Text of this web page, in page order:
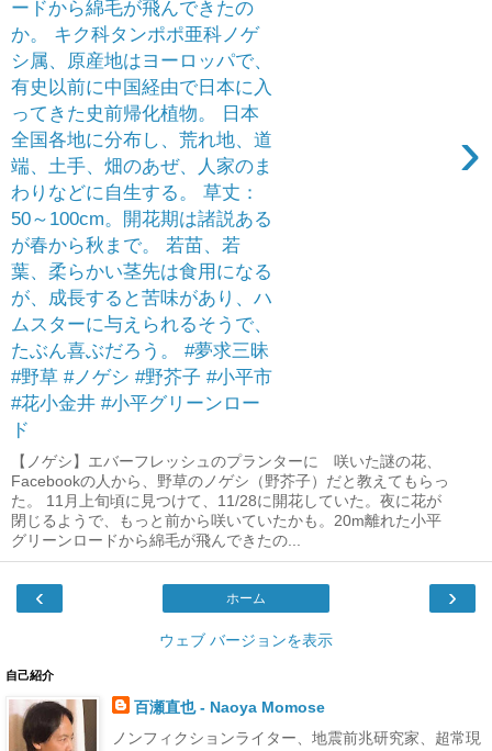
ードから綿毛が飛んできたの
か。 キク科タンポポ亜科ノゲ
シ属、原産地はヨーロッパで、
有史以前に中国経由で日本に入
ってきた史前帰化植物。 日本
全国各地に分布し、荒れ地、道
端、土手、畑のあぜ、人家のま
わりなどに自生する。 草丈：
50～100cm。開花期は諸説ある
が春から秋まで。 若苗、若
葉、柔らかい茎先は食用になる
が、成長すると苦味があり、ハ
ムスターに与えられるそうで、
たぶん喜ぶだろう。 #夢求三昧
#野草 #ノゲシ #野芥子 #小平市
#花小金井 #小平グリーンロー
ド
›
【ノゲシ】エバーフレッシュのプランターに 咲いた謎の花、
Facebookの人から、野草のノゲシ（野芥子）だと教えてもらっ
た。 11月上旬頃に見つけて、11/28に開花していた。夜に花が
閉じるようで、もっと前から咲いていたかも。20m離れた小平
グリーンロードから綿毛が飛んできたの...
‹ ›
ホーム
ウェブ バージョンを表示
自己紹介
百瀬直也 - Naoya Momose
ノンフィクションライター、地震前兆研究家、超常現